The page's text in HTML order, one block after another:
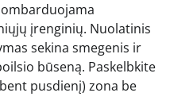
įrenginių. Nuolatinis
sekina smegenis ir
būseną. Paskelbkite
pusdienį) zona be